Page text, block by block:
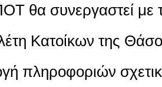
θα συνεργαστεί με
Κατοίκων της
πληροφοριών